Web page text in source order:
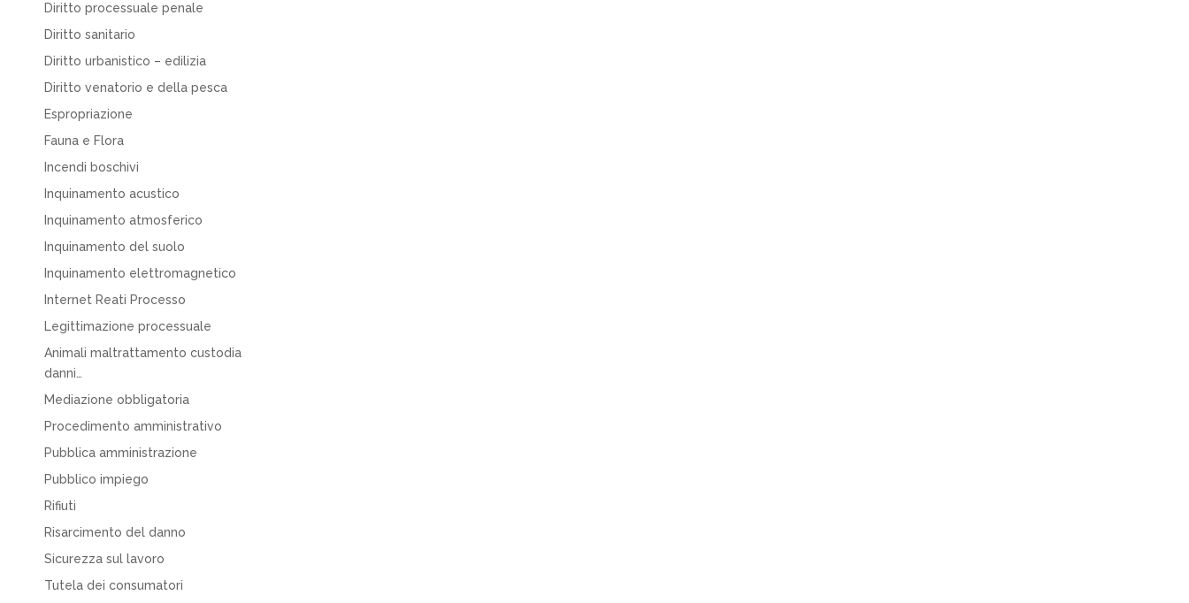
Diritto processuale penale
Diritto sanitario
Diritto urbanistico – edilizia
Diritto venatorio e della pesca
Espropriazione
Fauna e Flora
Incendi boschivi
Inquinamento acustico
Inquinamento atmosferico
Inquinamento del suolo
Inquinamento elettromagnetico
Internet Reati Processo
Legittimazione processuale
Animali maltrattamento custodia
danni…
Mediazione obbligatoria
Procedimento amministrativo
Pubblica amministrazione
Pubblico impiego
Rifiuti
Risarcimento del danno
Sicurezza sul lavoro
Tutela dei consumatori